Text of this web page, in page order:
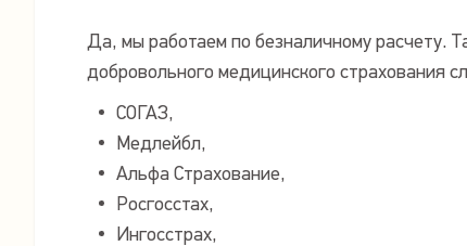
Да, мы работаем по безналичному расчету.
добровольного медицинского страхования
СОГАЗ,
Медлейбл,
Альфа Страхование,
Росгосстах,
Ингосстрах,